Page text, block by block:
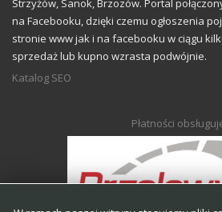
Strzyżów, Sanok, Brzozów. Portal
na Facebooku, dzięki czemu ogłoszenia
stronie www jak i na facebooku w ciągu
sprzedaż lub kupno wzrasta podwójnie.
Katalog SEO
Płatności